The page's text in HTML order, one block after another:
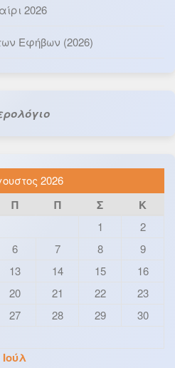
2026
Εφήβων (2026)
2026
Π Π Σ Κ
1
2
6 7 8
9
13 14 15
16
20 21 22
23
27 28 29
30
Ιούλ